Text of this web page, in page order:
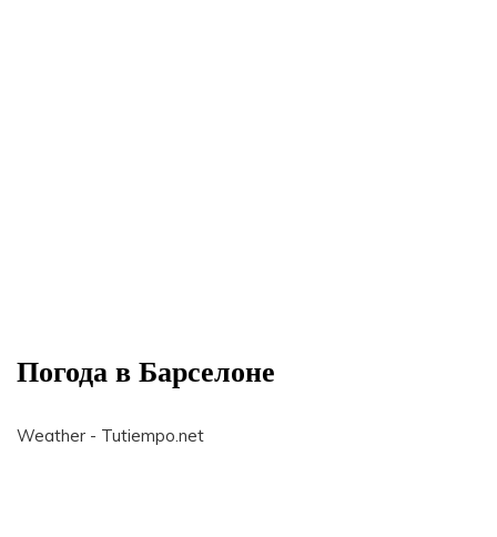
Погода в Барселоне
Weather - Tutiempo.net